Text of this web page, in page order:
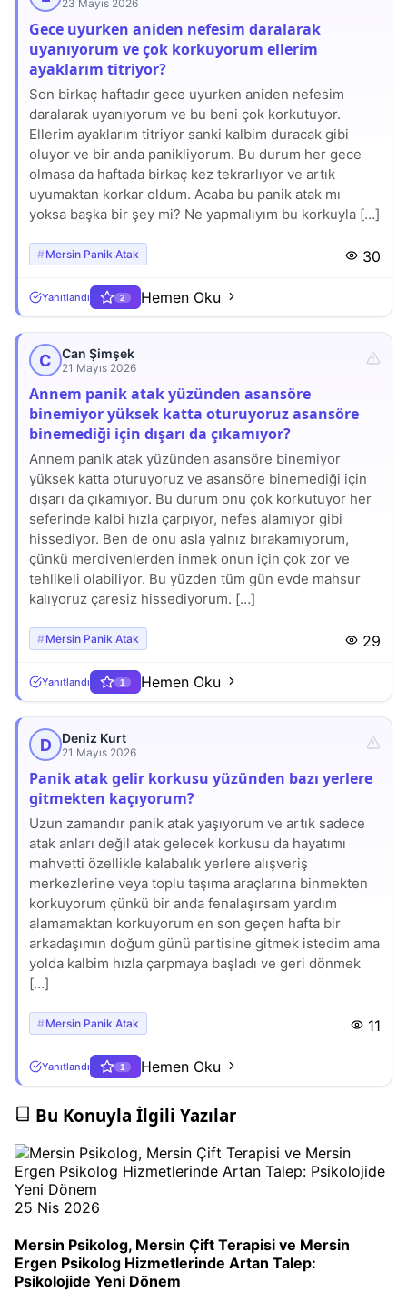
23 Mayıs 2026
Gece uyurken aniden nefesim daralarak
uyanıyorum ve çok korkuyorum ellerim
ayaklarım titriyor?
Son birkaç haftadır gece uyurken aniden nefesim
daralarak uyanıyorum ve bu beni çok korkutuyor.
Ellerim ayaklarım titriyor sanki kalbim duracak gibi
oluyor ve bir anda panikliyorum. Bu durum her gece
olmasa da haftada birkaç kez tekrarlıyor ve artık
uyumaktan korkar oldum. Acaba bu panik atak mı
yoksa başka bir şey mi? Ne yapmalıyım bu korkuyla […]
Mersin Panik Atak 30
Yanıtlandı 2 Hemen Oku
C Can Şimşek
21 Mayıs 2026
Annem panik atak yüzünden asansöre
binemiyor yüksek katta oturuyoruz asansöre
binemediği için dışarı da çıkamıyor?
Annem panik atak yüzünden asansöre binemiyor
yüksek katta oturuyoruz ve asansöre binemediği için
dışarı da çıkamıyor. Bu durum onu çok korkutuyor her
seferinde kalbi hızla çarpıyor, nefes alamıyor gibi
hissediyor. Ben de onu asla yalnız bırakamıyorum,
çünkü merdivenlerden inmek onun için çok zor ve
tehlikeli olabiliyor. Bu yüzden tüm gün evde mahsur
kalıyoruz çaresiz hissediyorum. […]
Mersin Panik Atak 29
Yanıtlandı 1 Hemen Oku
D Deniz Kurt
21 Mayıs 2026
Panik atak gelir korkusu yüzünden bazı yerlere
gitmekten kaçıyorum?
Uzun zamandır panik atak yaşıyorum ve artık sadece
atak anları değil atak gelecek korkusu da hayatımı
mahvetti özellikle kalabalık yerlere alışveriş
merkezlerine veya toplu taşıma araçlarına binmekten
korkuyorum çünkü bir anda fenalaşırsam yardım
alamamaktan korkuyorum en son geçen hafta bir
arkadaşımın doğum günü partisine gitmek istedim ama
yolda kalbim hızla çarpmaya başladı ve geri dönmek
[…]
Mersin Panik Atak 11
Yanıtlandı 1 Hemen Oku
Bu Konuyla İlgili Yazılar
25 Nis 2026
Mersin Psikolog, Mersin Çift Terapisi ve Mersin
Ergen Psikolog Hizmetlerinde Artan Talep:
Psikolojide Yeni Dönem